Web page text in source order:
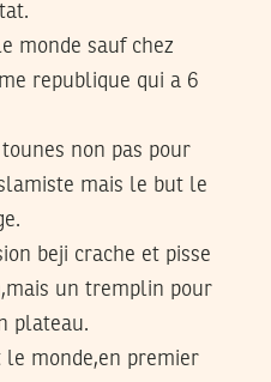
monde sauf chez
republique qui a 6
non pas pour
mais le but le
beji crache et pisse
un tremplin pour
plateau.
monde,en premier